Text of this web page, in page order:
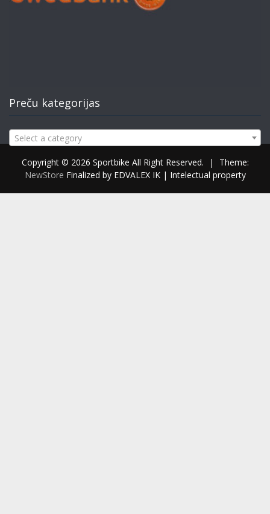
Preču kategorijas
Select a category
Copyright © 2026 Sportbike All Right Reserved. |
Theme:
NewStore Finalized by EDVALEX IK | Intelectual property